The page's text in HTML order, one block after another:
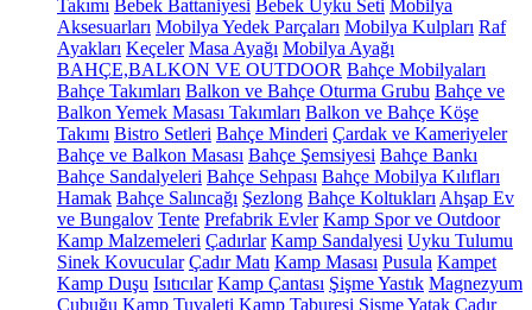
Takımı Bebek Battaniyesi Bebek Uyku Seti Mobilya
Aksesuarları Mobilya Yedek Parçaları Mobilya Kulpları Raf
Ayakları Keçeler Masa Ayağı Mobilya Ayağı
BAHÇE,BALKON VE OUTDOOR Bahçe Mobilyaları
Bahçe Takımları Balkon ve Bahçe Oturma Grubu Bahçe ve
Balkon Yemek Masası Takımları Balkon ve Bahçe Köşe
Takımı Bistro Setleri Bahçe Minderi Çardak ve Kameriyeler
Bahçe ve Balkon Masası Bahçe Şemsiyesi Bahçe Bankı
Bahçe Sandalyeleri Bahçe Sehpası Bahçe Mobilya Kılıfları
Hamak Bahçe Salıncağı Şezlong Bahçe Koltukları Ahşap Ev
ve Bungalov Tente Prefabrik Evler Kamp Spor ve Outdoor
Kamp Malzemeleri Çadırlar Kamp Sandalyesi Uyku Tulumu
Sinek Kovucular Çadır Matı Kamp Masası Pusula Kampet
Kamp Duşu Isıtıcılar Kamp Çantası Şişme Yastık Magnezyum
Çubuğu Kamp Tuvaleti Kamp Taburesi Şişme Yatak Çadır